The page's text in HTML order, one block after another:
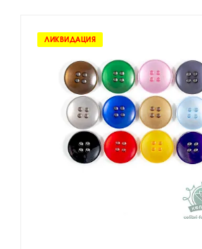
ЛИКВИДАЦИЯ